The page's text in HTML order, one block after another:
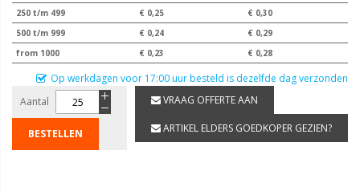
250 t/m 499
€ 0,25
€ 0,30
500 t/m 999
€ 0,24
€ 0,29
from 1000
€ 0,23 € 0,28
Op werkdagen voor 17:00 uur besteld is dezelfde dag verzonden
Aantal
BESTELLEN
VRAAG OFFERTE AAN
ARTIKEL ELDERS GOEDKOPER GEZIEN?